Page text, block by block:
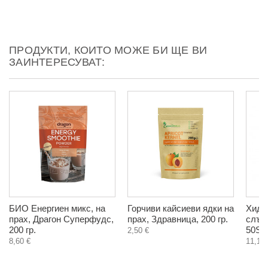
ПРОДУКТИ, КОИТО МОЖЕ БИ ЩЕ ВИ
ЗАИНТЕРЕСУВАТ:
БИО Енергиен микс, на
прах, Драгон Суперфудс,
200 гр.
8,60 €
Горчиви кайсиеви ядки на
прах, Здравница, 200 гр.
2,50 €
11,10